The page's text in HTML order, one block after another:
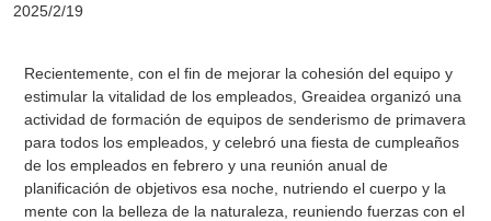
2025/2/19
Recientemente, con el fin de mejorar la cohesión del equipo y
estimular la vitalidad de los empleados, Greaidea organizó una
actividad de formación de equipos de senderismo de primavera
para todos los empleados, y celebró una fiesta de cumpleaños
de los empleados en febrero y una reunión anual de
planificación de objetivos esa noche, nutriendo el cuerpo y la
mente con la belleza de la naturaleza, reuniendo fuerzas con el